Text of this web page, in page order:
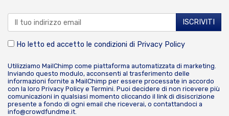
Ho letto ed accetto le condizioni di Privacy Policy
Utilizziamo MailChimp come piattaforma automatizzata di marketing.
Inviando questo modulo, acconsenti al trasferimento delle
informazioni fornite a MailChimp per essere processate in accordo
con la loro Privacy Policy e Termini . Puoi decidere di non ricevere più
comunicazioni in qualsiasi momento cliccando il link di disiscrizione
presente a fondo di ogni email che riceverai, o contattandoci a
info@crowdfundme.it